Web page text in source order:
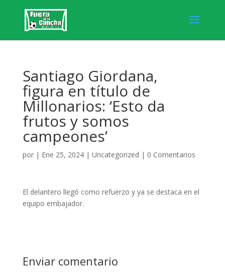
Santiago Giordana,
figura en título de
Millonarios: ‘Esto da
frutos y somos
campeones’
por | Ene 25, 2024| Uncategorized | 0 Comentarios
El delantero llegó como refuerzo y ya se destaca en el
equipo embajador.
Enviar comentario